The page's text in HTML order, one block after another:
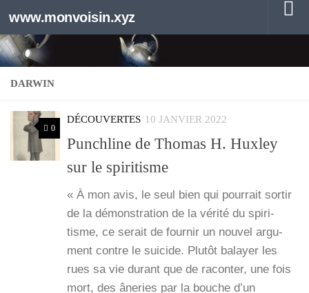
Au dessous du contenu
www.monvoisin.xyz
DARWIN
0
DÉCOUVERTES 10 JANVIER 2022
Punchline de Thomas H. Huxley
sur le spiritisme
« À mon avis, le seul bien qui pour­rait sor­tir
de la démons­tra­tion de la véri­té du spi­ri­
tisme, ce serait de four­nir un nou­vel argu­
ment contre le sui­cide. Plu­tôt balayer les
rues sa vie durant que de racon­ter, une fois
mort, des âne­ries par la bouche d’un